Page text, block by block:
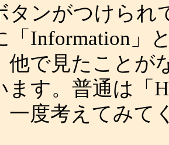
タンがつけられ
「Information」
他で見たことが
ます。普通は「
一度考えてみて